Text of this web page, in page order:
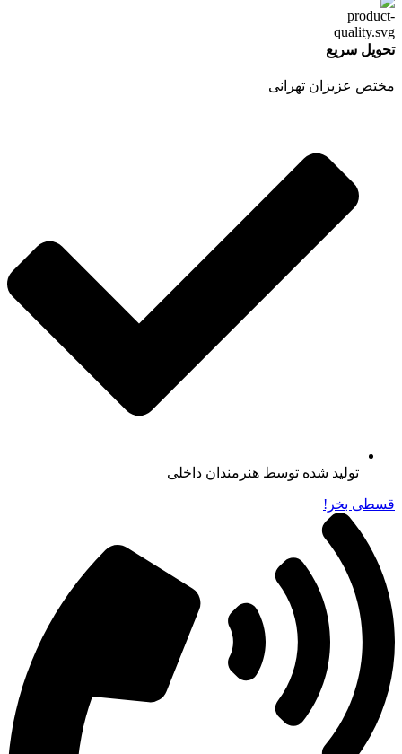
تحویل سریع
مختص عزیزان تهرانی
تولید شده توسط هنرمندان داخلی
قسطی بخر!